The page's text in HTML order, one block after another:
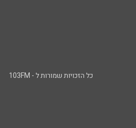
כל הזכויות שמורות ל - 103FM